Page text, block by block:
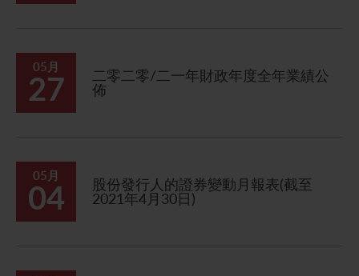
05月
27
二零二零/二一年財政年度全年業績公
佈
05月
04
股份發行人的證券變動月報表(截至
2021年4月30日)